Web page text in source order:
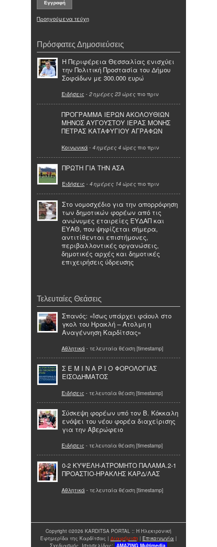
Προηγούμενα τεύχη
Πρόσφατες Δημοσιεύσεις
Η Περιφέρεια Θεσσαλίας ενισχύει
την Πολιτική Προστασία του Δήμου
Σοφάδων με 300.000 ευρώ
Ειδήσεις - 2 ημέρες 23 ώρες πιο πριν
ΠΡΟΓΡΑΜΜΑ ΙΕΡΩΝ ΑΚΟΛΟΥΘΙΩΝ
ΜΗΝΟΣ ΑΥΓΟΥΣΤΟΥ ΙΕΡΑΣ ΜΟΝΗΣ
ΠΕΤΡΑΣ ΚΑΤΑΦΥΓΙΟΥ ΑΓΡΑΦΩΝ
Κοινωνικά- 4 ημέρες 4 ώρες πιο πριν
ΠΡΩΤΗ ΓΙΑ ΤΗΝ ΑΣΑ
Ειδήσεις - 4 ημέρες 14 ώρες πιο πριν
Στο νομοσχέδιο για την απορρόφηση
των δημοτικών φορέων από τις
ανώνυμες εταιρείες ΕΥΔΑΠ και
ΕΥΑΘ, που ψηφίζεται σήμερα,
αντιτίθενται επιστήμονες,
περιβαλλοντικές οργανώσεις,
δημοτικές αρχές και δημοτικές
επιχειρήσεις ύδρευσης
Τελευταίες Θεάσεις
Σπανός: «Ίσως υπάρχει φάουλ στο
γκολ του Ηρακλή – Άτολμη η
Αναγέννηση Καρδίτσας»
Αθλητικά- τελευταία θέαση [timestamp]
Σ Ε Μ Ι Ν Α Ρ Ι Ο ΦΟΡΟΛΟΓΙΑΣ
ΕΙΣΟΔΗΜΑΤΟΣ
Ειδήσεις - τελευταία θέαση [timestamp]
Σύσκεψη φορέων υπό τον Β. Κόκκαλη
ενόψει του νέου φορέα διαχείρισης
για την Αβερώφειο
Ειδήσεις - τελευταία θέαση [timestamp]
0-2 ΚΥΨΕΛΗ-ΑΤΡΟΜΗΤΟ ΠΑΛΑΜΑ.2-1
ΠΡΟΑΣΤΙΟ-ΗΡΑΚΛΗΣ ΚΑΡΔ/ΛΑΣ
Αθλητικά- τελευταία θέαση [timestamp]
Copyright ©2026 KARDITSA PORTAL :: Η Ηλεκτρονική
Εφημερίδα της Καρδίτσας | Διαφήμιση | Επικοινωνία |
Σχεδιασμός Ιστοσελίδας: AMAZING Multimedia